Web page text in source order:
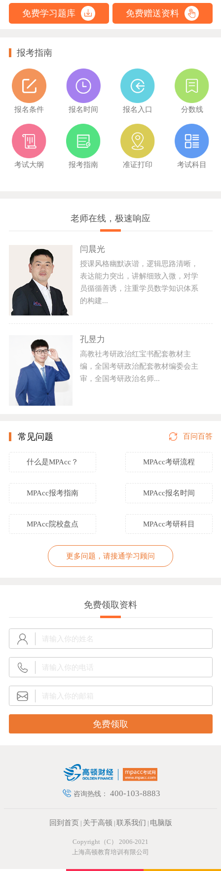
免费学习题库 免费赠送资料
报考指南
报名条件 报名时间 报名入口 分数线
考试大纲 报考指南 准证打印 考试科目
老师在线，极速响应
闫晨光
授课风格幽默诙谐，逻辑思路清晰，
表达能力突出，讲解细致入微，对学
员循循善诱，注重学员数学知识体系
的构建...
孔昱力
高教社考研政治红宝书配套教材主
编，全国考研政治配套教材编委会主
审，全国考研政治名师...
常见问题 百问百答
什么是MPAcc？ MPAcc考研流程
MPAcc报考指南 MPAcc报名时间
MPAcc院校盘点 MPAcc考研科目
更多问题，请接通学习顾问
免费领取资料
咨询热线： 400-103-8883
回到首页 | 关于高顿 | 联系我们 | 电脑版
Copyright（C） 2006-2021
上海高顿教育培训有限公司